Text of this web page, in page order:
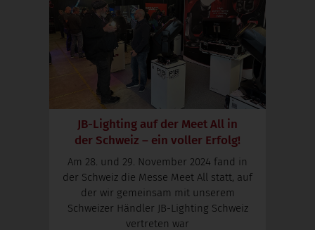
JB-Lighting auf der Meet All in
der Schweiz – ein voller Erfolg!
Am 28. und 29. November 2024 fand in
der Schweiz die Messe Meet All statt, auf
der wir gemeinsam mit unserem
Schweizer Händler JB-Lighting Schweiz
vertreten war